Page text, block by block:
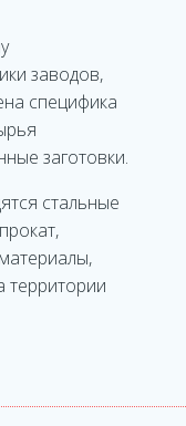
заводов,
специфика
заготовки.
стальные
территории